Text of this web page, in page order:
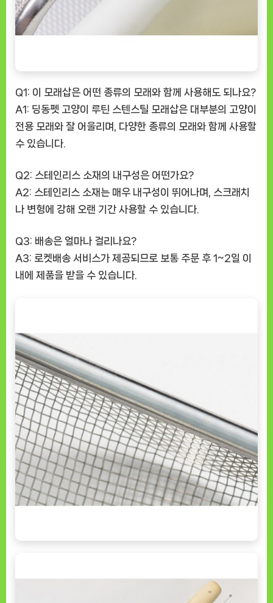
Q1: 이 모래삽은 어떤 종류의 모래와 함께 사용해도 되나요?
A1: 딩동펫 고양이 루틴 스텐스틸 모래삽은 대부분의 고양이
전용 모래와 잘 어울리며, 다양한 종류의 모래와 함께 사용할
수 있습니다.
Q2: 스테인리스 소재의 내구성은 어떤가요?
A2: 스테인리스 소재는 매우 내구성이 뛰어나며, 스크래치
나 변형에 강해 오랜 기간 사용할 수 있습니다.
Q3: 배송은 얼마나 걸리나요?
A3: 로켓배송 서비스가 제공되므로 보통 주문 후 1~2일 이
내에 제품을 받을 수 있습니다.